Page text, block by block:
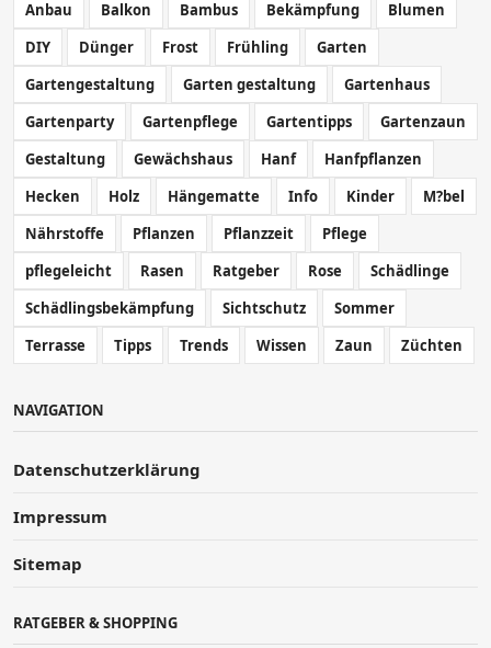
Anbau Balkon Bambus Bekämpfung
Blumen
DIY
Dünger Frost Frühling
Garten
Gartengestaltung
Garten gestaltung
Gartenhaus
Gartenparty
Gartenpflege Gartentipps
Gartenzaun
Gestaltung
Gewächshaus Hanf
Hanfpflanzen
Hecken
Holz Hängematte Info Kinder
M?bel
Nährstoffe
Pflanzen Pflanzzeit
Pflege
pflegeleicht
Rasen Ratgeber Rose
Schädlinge
Schädlingsbekämpfung
Sichtschutz
Sommer
Terrasse
Tipps Trends Wissen Zaun Züchten
NAVIGATION
Datenschutzerklärung
Impressum
Sitemap
RATGEBER & SHOPPING